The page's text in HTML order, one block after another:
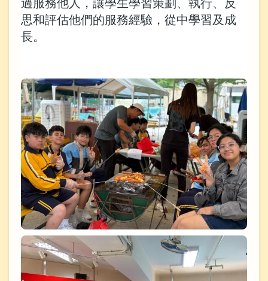
過服務他人，讓學生學習策劃、執行、反
思和評估他們的服務經驗，從中學習及成
長。